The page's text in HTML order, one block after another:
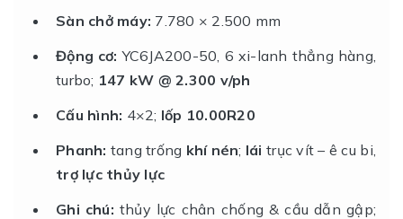
Sàn chở máy: 7.780 × 2.500 mm
Động cơ: YC6JA200-50, 6 xi-lanh thẳng hàng,
turbo; 147 kW @ 2.300 v/ph
Cấu hình: 4×2; lốp 10.00R20
Phanh: tang trống khí nén; lái trục vít – ê cu bi,
trợ lực thủy lực
Ghi chú: thủy lực chân chống & cầu dẫn gập;